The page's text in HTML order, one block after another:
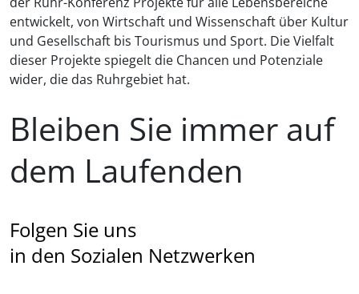
entwickelt, von Wirtschaft und Wissenschaft über Kultur
und Gesellschaft bis Tourismus und Sport. Die Vielfalt
dieser Projekte spiegelt die Chancen und Potenziale
wider, die das Ruhrgebiet hat.
Bleiben Sie immer auf
dem Laufenden
Folgen Sie uns
in den Sozialen Netzwerken